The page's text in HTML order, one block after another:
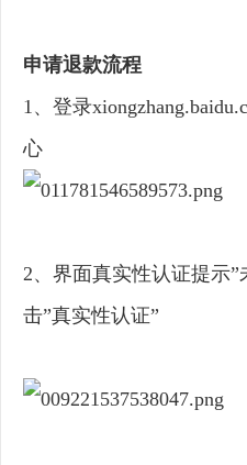
申请退款流程
1、登录
心
2、界面真实性认证提示”
击”真实性认证”